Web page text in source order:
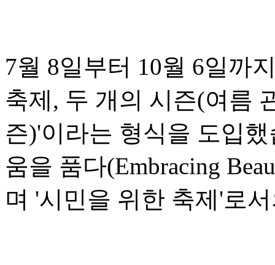
7월 8일부터 10월 6일까
축제, 두 개의 시즌(여름
즌)'이라는 형식을 도입
움을 품다(Embracing
며 '시민을 위한 축제'로